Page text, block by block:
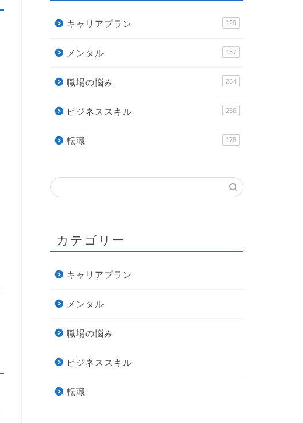
キャリアプラン 129
メンタル 137
職場の悩み 284
ビジネススキル 256
転職 178
カテゴリー
キャリアプラン
メンタル
職場の悩み
ビジネススキル
転職